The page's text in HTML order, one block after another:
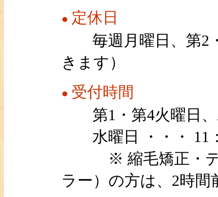
● 定休日
毎週月曜日、第2・
きます）
● 受付時間
第1・第4火曜日、
水曜日 ・・・ 11
※ 縮毛矯正・デジ
ラー）の方は、2時間